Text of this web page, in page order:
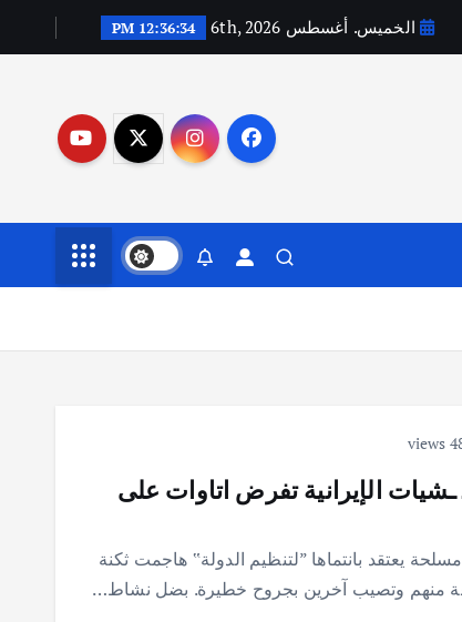
الخميس. أغسطس 6th, 2026 12:36:35 PM
الإيرانية تفرض اتاوات على
يعتقد بانتماها ”لتنظيم الدولة‟ هاجمت ثكنة
منهم وتصيب آخرين بجروح خطيرة. بضل نشاط…